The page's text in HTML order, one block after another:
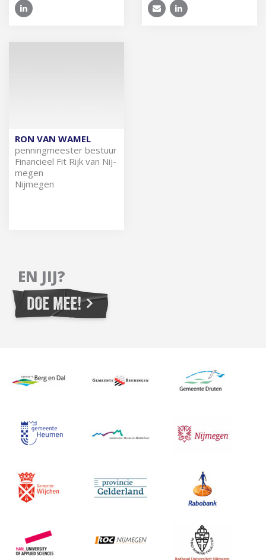
RON VAN WAMEL
pen­ning­mees­ter be­stuur
Fi­nan­ci­eel Fit Rijk van Nij­
me­gen
Nijmegen
EN JIJ?